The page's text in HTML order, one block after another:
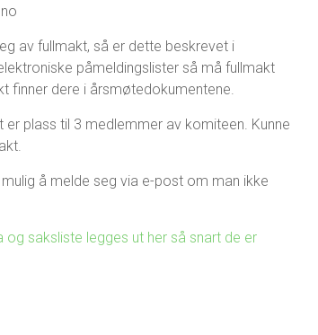
av fullmakt, så er dette beskrevet i
påmeldingslister så må fullmakt
finner dere i årsmøtedokumentene.
plass til 3 medlemmer av komiteen. Kunne
å melde seg via e-post om man ikke
og saksliste legges ut her så snart de er